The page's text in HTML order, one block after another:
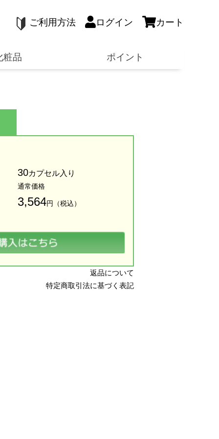
ご利用方法 ログイン カート
粧品 ポイント
30カプセル入り
通常価格
3,564円（税込）
返品について
特定商取引法に基づく表記